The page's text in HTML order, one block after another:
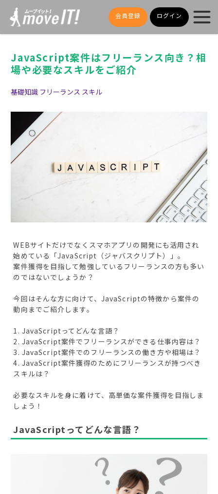
会員登録 ログイン
JavaScript案件はフリーランス向き？相
場や必要なスキルをご紹介
基礎知識 フリーランス スキル
WEBサイトだけでなくスマホアプリの開発にも活用され
始めている「JavaScript（ジャバスクリプト）」。
案件獲得を目指して勉強しているフリーランスの方も多い
のではないでしょうか？
今回はそんな方に向けて、JavaScriptの特徴から案件の
動向までご紹介します。
1. JavaScriptってどんな言語？
2. JavaScript案件でフリーランスができる仕事内容は？
3. JavaScript案件でのフリーランスの働き方や相場は？
4. JavaScript案件獲得のためにフリーランスが持つべき
スキルは？
必要なスキルを身に着けて、高単価な案件獲得を目指しま
しょう！
JavaScriptってどんな言語？